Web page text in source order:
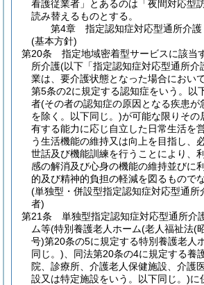
看護従業者」とあるのは「夜間対応型
読み替えるものとする。
第4章
指定認知症対応型通所介護
(基本方針)
第20条
指定地域密着型サービスに該当
所介護(以下「指定認知症対応型通所介
業は、要介護状態となった場合におい
第5条の2に規定する認知症をいう。以
者(その者の認知症の原因となる疾患が
を除く。以下同じ。)が可能な限りその
有する能力に応じ自立した日常生活を
う生活機能の維持又は向上を目指し、
世話及び機能訓練を行うことにより、
感の解消及び心身の機能の維持並びに
的及び精神的負担の軽減を図るもので
(単独型・併設型指定認知症対応型通所
者)
第21条
単独型指定認知症対応型通所介
ム等(特別養護老人ホーム(老人福祉法(
号)第20条の5に規定する特別養護老人
同じ。) 、同法第20条の4に規定する養
院、診療所、介護老人保健施設、介護
設又は特定施設をいう。以下同じ。)に